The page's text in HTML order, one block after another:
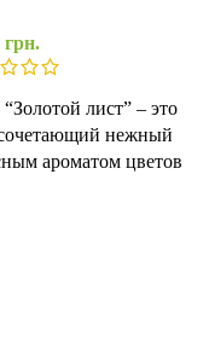
грн.
лист” – это
нежный
ароматом цветов